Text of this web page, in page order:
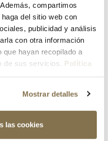
compartimos
del sitio web con
publicidad y análisis
con otra información
hayan recopilado a
de sus servicios. Política
Mostrar detalles
las cookies